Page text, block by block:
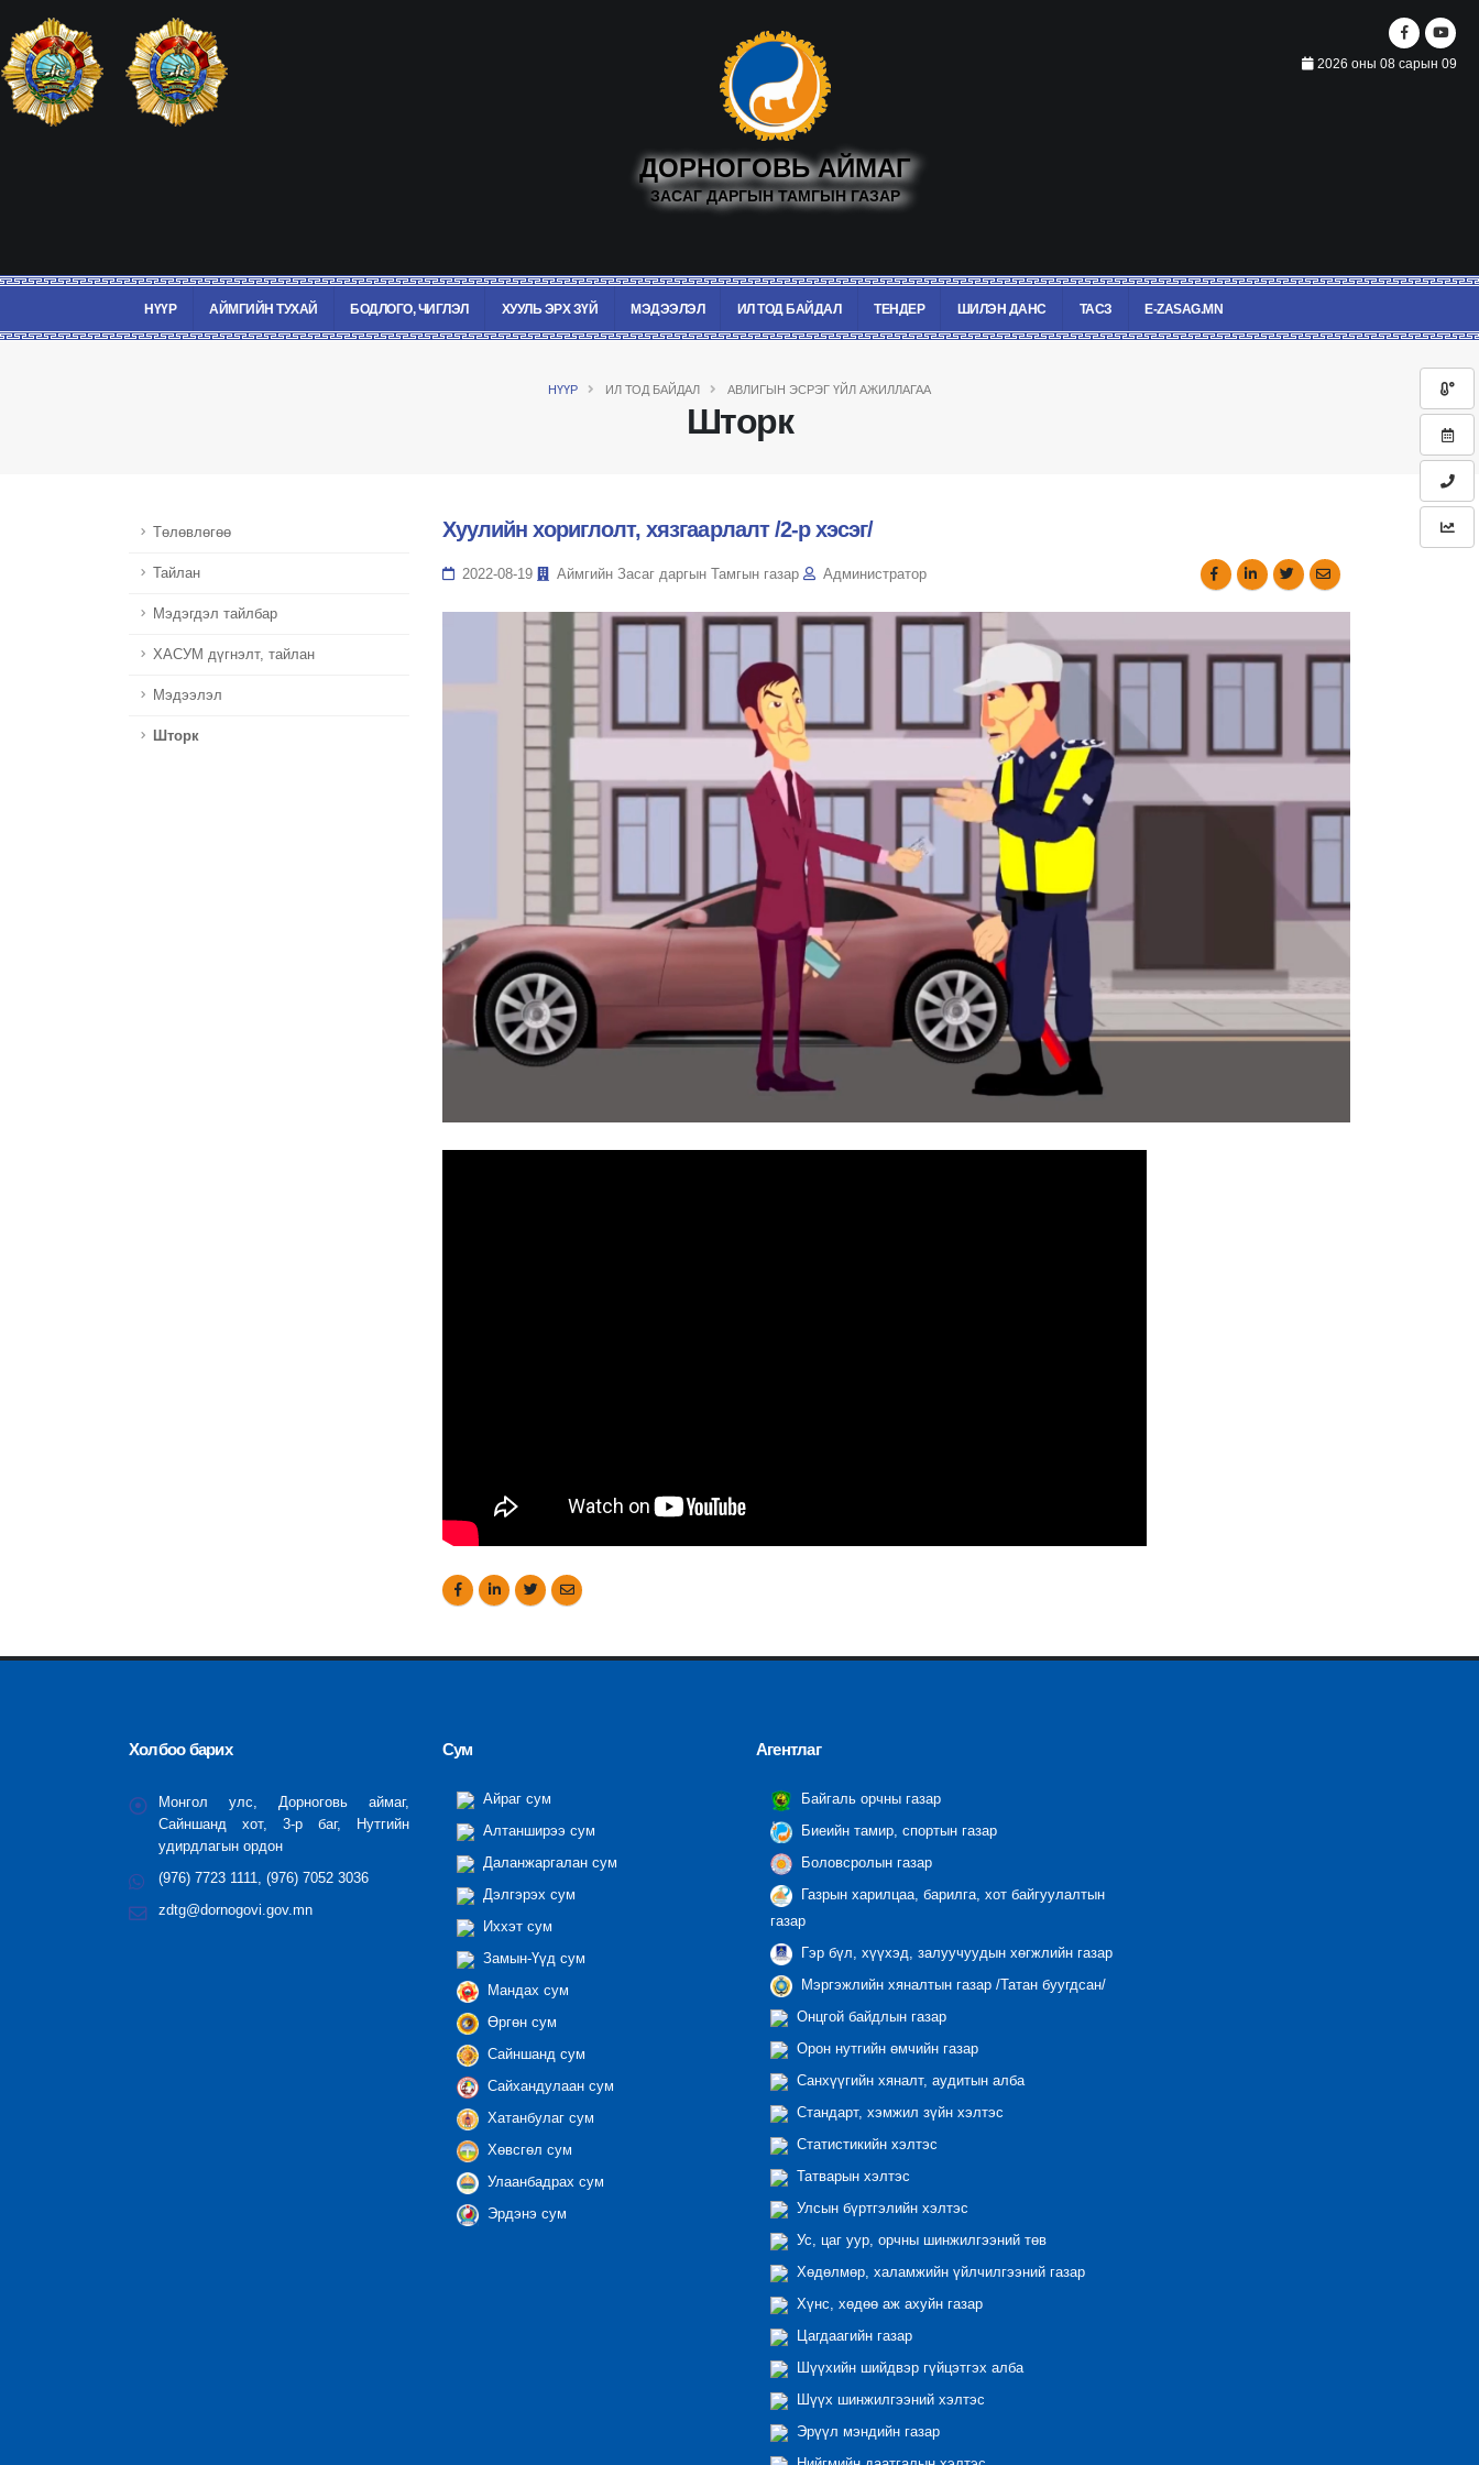
2026 оны 08 сарын 09
ДОРНОГОВЬ АЙМАГ
ЗАСАГ ДАРГЫН ТАМГЫН ГАЗАР
НҮҮР АЙМГИЙН ТУХАЙ БОДЛОГО, ЧИГЛЭЛ ХУУЛЬ ЭРХ ЗҮЙ МЭДЭЭЛЭЛ ИЛ ТОД БАЙДАЛ ТЕНДЕР ШИЛЭН ДАНС ТАСЗ E-ZASAG.MN
Шторк
НҮҮР ИЛ ТОД БАЙДАЛ АВЛИГЫН ЭСРЭГ ҮЙЛ АЖИЛЛАГАА
Төлөвлөгөө
Тайлан
Мэдэгдэл тайлбар
ХАСУМ дүгнэлт, тайлан
Мэдээлэл
Шторк
Хуулийн хориглолт, хязгаарлалт /2-р хэсэг/
2022-08-19 Аймгийн Засаг даргын Тамгын газар Администратор
Холбоо барих
Монгол улс, Дорноговь аймаг,
Сайншанд хот, 3-р баг, Нутгийн
удирдлагын ордон
(976) 7723 1111, (976) 7052 3036
zdtg@dornogovi.gov.mn
Сум
Айраг сум
Алтанширээ сум
Даланжаргалан сум
Дэлгэрэх сум
Иххэт сум
Замын-Үүд сум
Мандах сум
Өргөн сум
Сайншанд сум
Сайхандулаан сум
Хатанбулаг сум
Хөвсгөл сум
Улаанбадрах сум
Эрдэнэ сум
Агентлаг
Байгаль орчны газар
Биеийн тамир, спортын газар
Боловсролын газар
Газрын харилцаа, барилга, хот байгуулалтын
газар
Гэр бүл, хүүхэд, залуучуудын хөгжлийн газар
Мэргэжлийн хяналтын газар /Татан буугдсан/
Онцгой байдлын газар
Орон нутгийн өмчийн газар
Санхүүгийн хяналт, аудитын алба
Стандарт, хэмжил зүйн хэлтэс
Статистикийн хэлтэс
Татварын хэлтэс
Улсын бүртгэлийн хэлтэс
Ус, цаг уур, орчны шинжилгээний төв
Хөдөлмөр, халамжийн үйлчилгээний газар
Хүнс, хөдөө аж ахуйн газар
Цагдаагийн газар
Шүүхийн шийдвэр гүйцэтгэх алба
Шүүх шинжилгээний хэлтэс
Эрүүл мэндийн газар